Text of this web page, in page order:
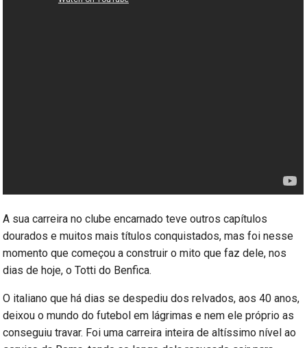
A sua carreira no clube encarnado teve outros capítulos
dourados e muitos mais títulos conquistados, mas foi nesse
momento que começou a construir o mito que faz dele, nos
dias de hoje, o Totti do Benfica.
O italiano que há dias se despediu dos relvados, aos 40 anos,
deixou o mundo do futebol em lágrimas e nem ele próprio as
conseguiu travar. Foi uma carreira inteira de altíssimo nível ao